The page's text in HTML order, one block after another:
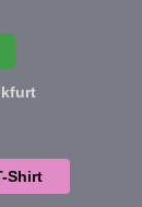
Shirt